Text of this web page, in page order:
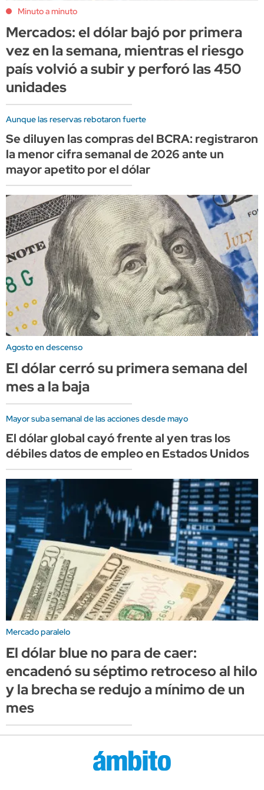
Minuto a minuto
Mercados: el dólar bajó por primera
vez en la semana, mientras el riesgo
país volvió a subir y perforó las 450
unidades
Aunque las reservas rebotaron fuerte
Se diluyen las compras del BCRA: registraron
la menor cifra semanal de 2026 ante un
mayor apetito por el dólar
Agosto en descenso
El dólar cerró su primera semana del
mes a la baja
Mayor suba semanal de las acciones desde mayo
El dólar global cayó frente al yen tras los
débiles datos de empleo en Estados Unidos
Mercado paralelo
El dólar blue no para de caer:
encadenó su séptimo retroceso al hilo
y la brecha se redujo a mínimo de un
mes